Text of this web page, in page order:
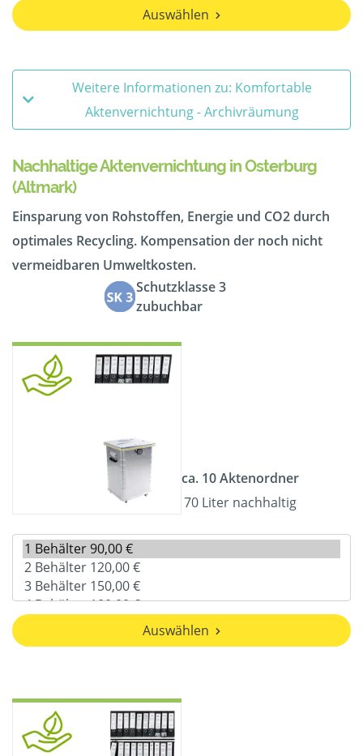
Auswählen
Weitere Informationen zu: Komfortable
Aktenvernichtung - Archivräumung
Nachhaltige Aktenvernichtung in Osterburg
(Altmark)
Einsparung von Rohstoffen, Energie und CO2 durch
optimales Recycling. Kompensation der noch nicht
vermeidbaren Umweltkosten.
Schutzklasse 3
zubuchbar
ca. 10 Aktenordner
70 Liter nachhaltig
Auswählen